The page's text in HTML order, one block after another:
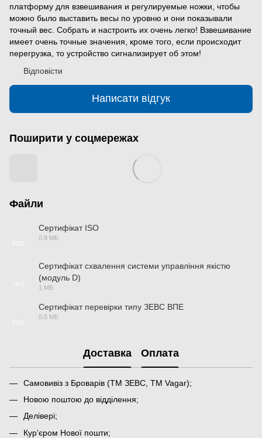
платформу для взвешивания и регулируемые ножки, чтобы
можно было выставить весы по уровню и они показывали
точный вес. Собрать и настроить их очень легко! Взвешивание
имеет очень точные значения, кроме того, если происходит
перегрузка, то устройство сигнализирует об этом!
Відповісти
Написати відгук
Поширити у соцмережах
Файли
Сертифікат ISO
0.8 МБ
Сертифікат схвалення системи управління якістю
(модуль D)
1 МБ
Сертифікат перевірки типу ЗЕВС ВПЕ
0.5 МБ
Доставка Оплата
Самовивіз з Броварів (ТМ ЗЕВС, ТМ Vagar);
Новою поштою до відділення;
Делівері;
Кур’єром Нової пошти;